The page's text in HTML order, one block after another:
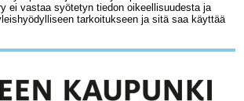
ei vastaa syötetyn tiedon oikeellisuudesta ja
tarkoitukseen ja sitä saa käyttää